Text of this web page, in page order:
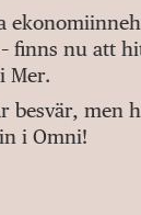
finns nu att
Mer.
besvär, men
i Omni!